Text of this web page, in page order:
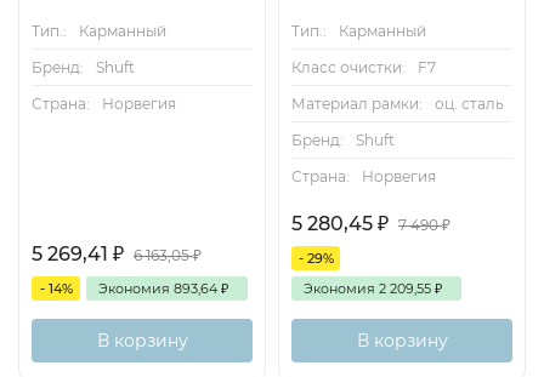
Тип.:
Карманный
Бренд:
Shuft
Страна:
Норвегия
5 269,41 ₽ 6 163,05₽
- 14% Экономия 893,64 ₽
В корзину
Тип.:
Карманный
Класс очистки:
F7
Материал рамки:
оц. сталь
Бренд:
Shuft
Страна:
Норвегия
5 280,45 ₽ 7 490₽
- 29%
Экономия 2 209,55 ₽
В корзину